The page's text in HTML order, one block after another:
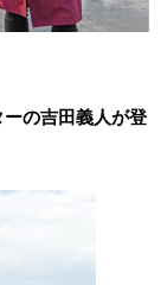
の吉田義人が登